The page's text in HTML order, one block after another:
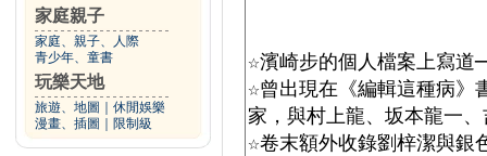
家庭親子
家庭、親子、人際
青少年、童書
玩樂天地
旅遊、地圖
休閒娛樂
漫畫、插圖
限制級